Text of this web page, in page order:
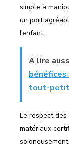
simple à
un port
l’enfant.
A lire
tout-
Le respect des
matériaux